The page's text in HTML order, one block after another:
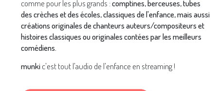
comme pour les plus grands :comptines, berceuses, tubes
des crèches et des écoles, classiques de l'enfance, mais aussi
créations originales de chanteurs auteurs/compositeurs et
histoires classiques ou originales contées par les meilleurs
comédiens.
munkic'est tout l'audio de l'enfance en streaming !